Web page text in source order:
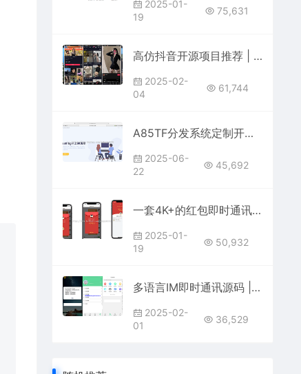
2025-01-
19
75,631
高仿抖音开源项目推荐 | 支持二次开发的抖音仿制系统
2025-02-
04
61,744
A85TF分发系统定制开发 | 安全高效的iOS应用内测分发平台
2025-06-
22
45,692
一套4K+的红包即时通讯（H5+安卓+IOS)客户端
2025-01-
19
50,932
多语言IM即时通讯源码 | 支持7端互通 + 完整教程下载
2025-02-
01
36,529